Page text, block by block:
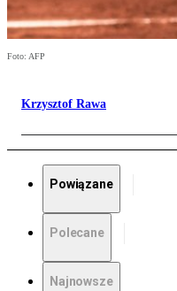
Foto: AFP
Krzysztof Rawa
Powiązane
Polecane
Najnowsze